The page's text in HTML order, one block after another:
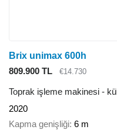
Brix unimax 600h
809.900 TL
€14.730
Toprak işleme makinesi -
2020
Kapma genişliği 6 m